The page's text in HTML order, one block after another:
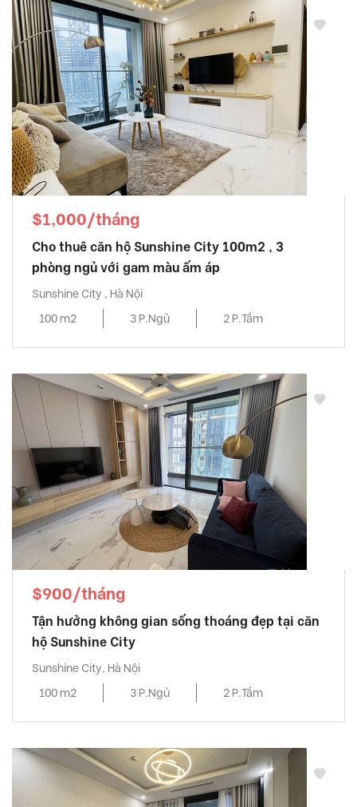
$1,000/tháng
Cho thuê căn hộ Sunshine City 100m2 , 3
phòng ngủ với gam màu ấm áp
Sunshine City , Hà Nội
100 m2
3 P.Ngủ 2 P.Tắm
$900/tháng
Tận hưởng không gian sống thoáng đẹp tại căn
hộ Sunshine City
Sunshine City, Hà Nội
100 m2
3 P.Ngủ 2 P.Tắm